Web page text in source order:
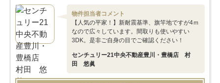
物件担当者コメント
【人気の平家！】新耐震基準、旗竿地ですが4ｍ
なので広々しています。間取りも使いやすい
3DK。是非ご自身の目でご確認ください！
センチュリー21中央不動産豊川・豊橋店 村
田 悠眞